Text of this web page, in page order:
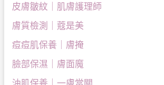
皮膚皺紋｜肌膚護理師
膚質檢測｜蔻是美
痘痘肌保養｜膚掩
臉部保濕｜膚面魔
油肌保養｜一膚當關